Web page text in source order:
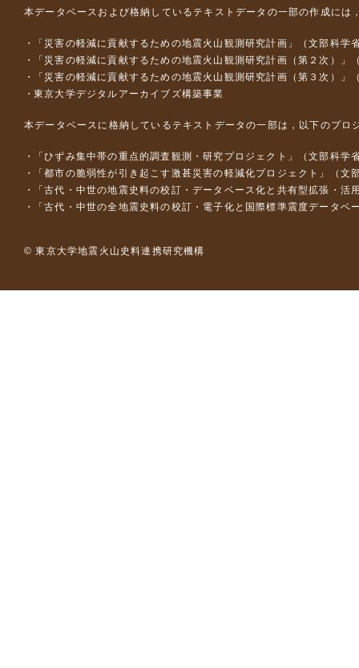
本データベースおよび格納しているテキストデータの一部の作成には
「災害の軽減に貢献するための地震火山観測研究計画」（文部科学
「災害の軽減に貢献するための地震火山観測研究計画（第２次）」
「災害の軽減に貢献するための地震火山観測研究計画（第３次）」
東京大学デジタルアーカイブズ構築事業
本データベースに格納しているテキストデータの一部は，以下のプロ
「ひずみ集中帯の重点的調査観測・研究プロジェクト」（文部科
「都市の脆弱性が引き起こす激甚災害の軽減化プロジェクト」（
「古代・中世の地震史料の校訂・データベース化と共有型拡張・
「古代・中世の全地震史料の校訂・電子化と国際標準震度データ
© 東京大学地震火山史料連携研究機構